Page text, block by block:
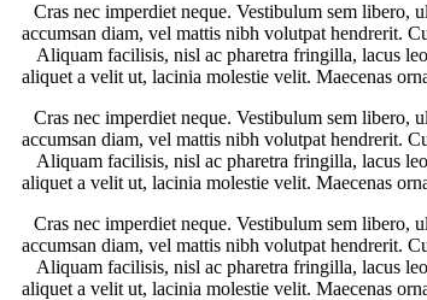
Cras nec imperdiet neque. Vestibulum sem libero,
accumsan diam, vel mattis nibh volutpat hendrerit.
Aliquam facilisis, nisl ac pharetra fringilla, lacus
aliquet a velit ut, lacinia molestie velit. Maecenas
Cras nec imperdiet neque. Vestibulum sem libero,
accumsan diam, vel mattis nibh volutpat hendrerit.
Aliquam facilisis, nisl ac pharetra fringilla, lacus
aliquet a velit ut, lacinia molestie velit. Maecenas
Cras nec imperdiet neque. Vestibulum sem libero,
accumsan diam, vel mattis nibh volutpat hendrerit.
Aliquam facilisis, nisl ac pharetra fringilla, lacus
aliquet a velit ut, lacinia molestie velit. Maecenas